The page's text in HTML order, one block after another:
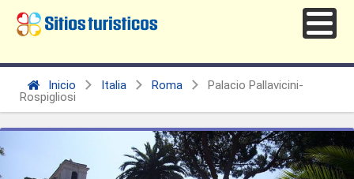
Inicio Italia Roma
Palacio Pallavicini-
Rospigliosi